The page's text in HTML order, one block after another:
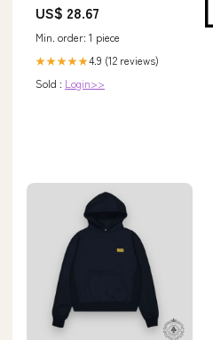
US$ 28.67
Min. order: 1 piece
★★★★★4.9 (12 reviews)
Sold : Login>>